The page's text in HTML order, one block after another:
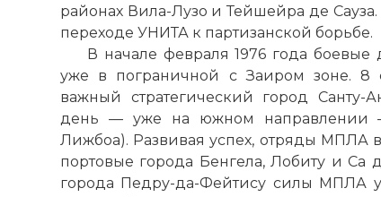
районах Вила-Лузо и Тейшейра де
переходе УНИТА к партизанской борьбе.
В начале февраля 1976 года
уже в пограничной с Заиром зоне.
важный стратегический город
день — уже на южном направлении
Лижбоа). Развивая успех, отряды МПЛА
портовые города Бенгела, Лобиту и Са
города Педру-да-Фейтису силы МПЛА